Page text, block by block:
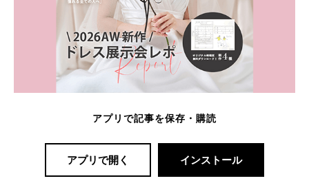
アプリで記事を保存・購読
アプリで開く インストール